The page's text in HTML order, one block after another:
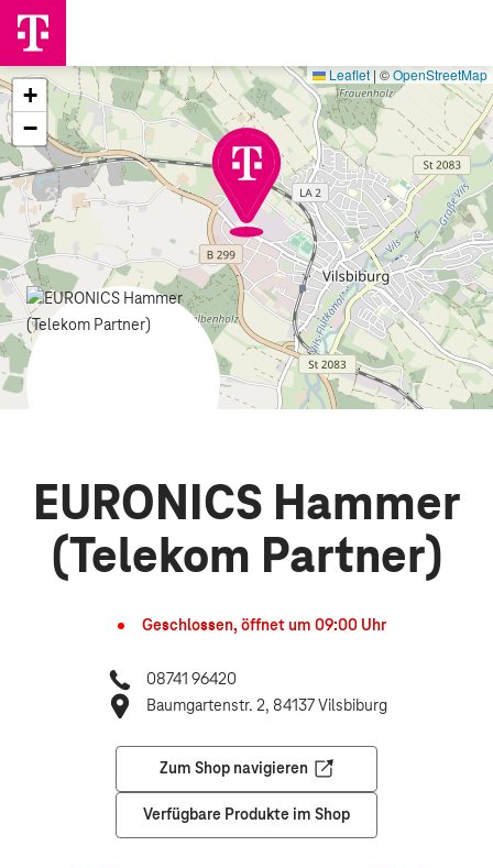
+
−
Leaflet |©OpenStreetMap
EURONICS Hammer
(Telekom Partner)
Geschlossen, öffnet um 09:00 Uhr
08741 96420
Baumgartenstr. 2, 84137 Vilsbiburg
Zum Shop navigieren
Öffnet in einem neuen Tab
Verfügbare Produkte im Shop